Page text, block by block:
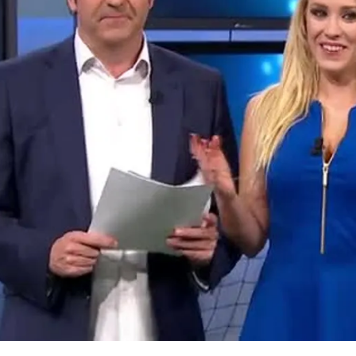
WhatsappFacebook
X